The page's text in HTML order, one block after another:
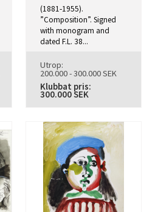
(1881‑1955).
”Composition”. Signed
with monogram and
dated F.L. 38...
Utrop:
200.000 - 300.000 SEK
Klubbat pris:
300.000 SEK